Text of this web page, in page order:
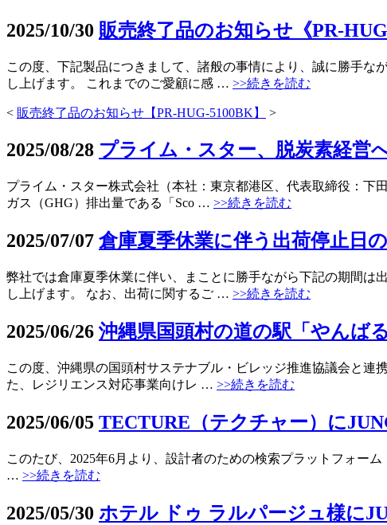
2025/10/30 販売終了品のお知らせ《PR-
この度、下記製品につきまして、諸般の事情により、誠に勝手
し上げます。 これまでのご愛顧に感 … >>続きを読む
< 販売終了品のお知らせ【PR-HUG-5100BK】 >
2025/08/28 プライム・スター、脱炭素経営
プライム・スター株式会社（本社：東京都港区、代表取締役：
ガス（GHG）排出量である「Sco … >>続きを読む
2025/07/07 倉庫夏季休業に伴う出荷停止日
弊社では倉庫夏季休業に伴い、まことに勝手ながら下記の期間は
し上げます。 なお、出荷に関するご … >>続きを読む
2025/06/26 沖縄県国頭村の道の駅「やんば
この度、沖縄県の国頭村サステナブル・ビレッジ推進協議会と
た、レジリエンス対応事業向けレ … >>続きを読む
2025/06/05 TECTURE（テクチャー）に
このたび、2025年6月より、設計者のための検索プラットフォー
… >>続きを読む
2025/05/30 ホテル ドゥ ラルパージュ様に